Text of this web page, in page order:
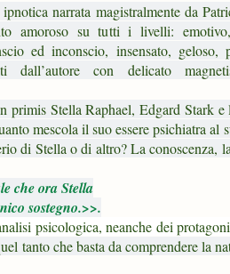
narrata magistralmente da
amoroso su tutti i livelli:
ed inconscio, insensato, geloso,
dall’autore con delicato
primis Stella Raphael, Edgard Stark
mescola il suo essere psichiatra al
di Stella o di altro? La conoscenza,
che ora Stella
sostegno.>>.
psicologica, neanche dei
tanto che basta da comprendere la